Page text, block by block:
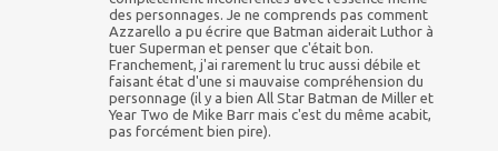
des personnages. Je ne comprends pas comment
Azzarello a pu écrire que Batman aiderait Luthor à
tuer Superman et penser que c'était bon.
Franchement, j'ai rarement lu truc aussi débile et
faisant état d'une si mauvaise compréhension du
personnage (il y a bien All Star Batman de Miller et
Year Two de Mike Barr mais c'est du même acabit,
pas forcément bien pire).